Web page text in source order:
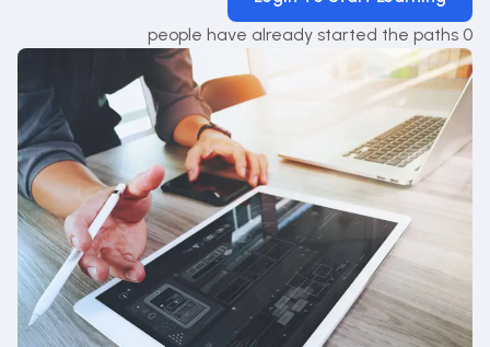
0 people have already started the paths